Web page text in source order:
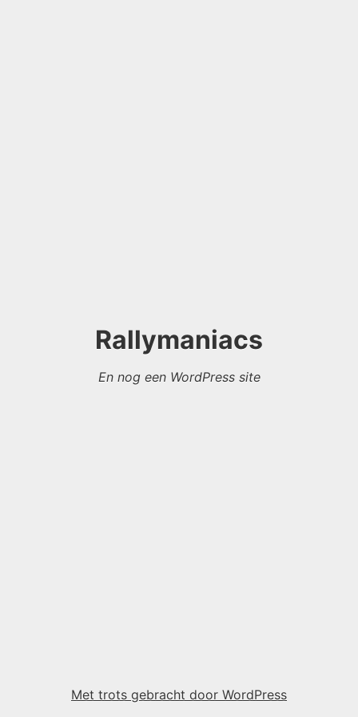
Rallymaniacs
En nog een WordPress site
Met trots gebracht door WordPress